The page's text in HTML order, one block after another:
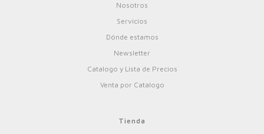
Nosotros
Servicios
Dónde estamos
Newsletter
Catalogo y Lista de Precios
Venta por Catalogo
Tienda